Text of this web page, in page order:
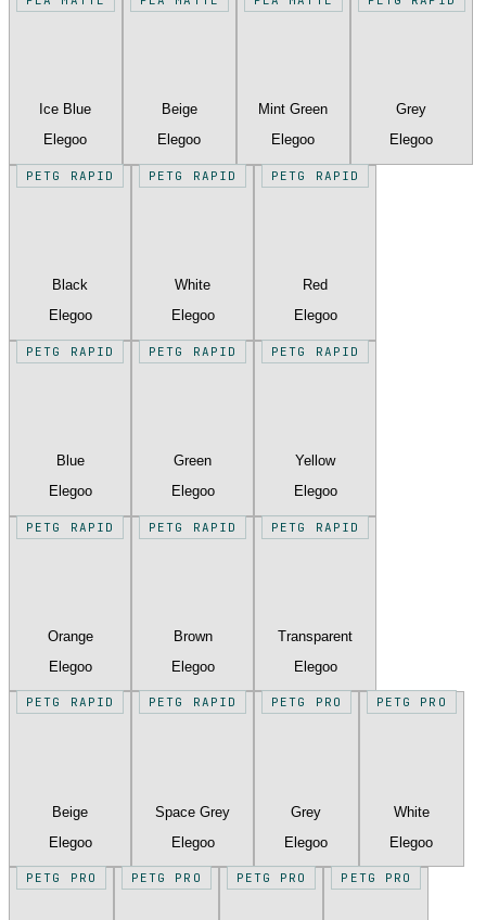
Ice Blue
Elegoo
Beige
Elegoo
Mint Green
Elegoo
Grey
Elegoo
PETG RAPID
Black
Elegoo
PETG RAPID
White
Elegoo
PETG RAPID
Red
Elegoo
PETG RAPID
Blue
Elegoo
PETG RAPID
Green
Elegoo
PETG RAPID
Yellow
Elegoo
PETG RAPID
Orange
Elegoo
PETG RAPID
Brown
Elegoo
PETG RAPID
Transparent
Elegoo
PETG RAPID
Beige
Elegoo
PETG RAPID
Space Grey
Elegoo
PETG PRO
Grey
Elegoo
PETG PRO
White
Elegoo
PETG PRO PETG PRO PETG PRO PETG PRO